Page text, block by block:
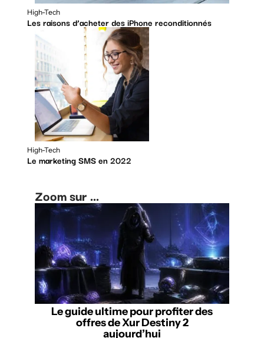
High-Tech
Les raisons d’acheter des iPhone reconditionnés
High-Tech
Le marketing SMS en 2022
Zoom sur ...
Le guide ultime pour profiter des
offres de Xur Destiny 2
aujourd’hui